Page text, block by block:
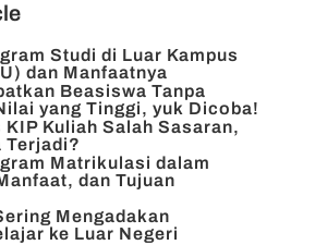
Studi di Luar Kampus
dan Manfaatnya
Beasiswa Tanpa
yang Tinggi, yuk Dicoba!
KIP Kuliah Salah Sasaran,
Terjadi?
Matrikulasi dalam
dan Tujuan
Mengadakan
ke Luar Negeri